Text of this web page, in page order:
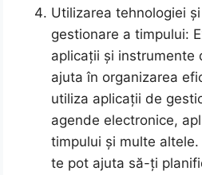
Utilizarea tehnologiei
gestionare a timpului:
aplicații și instrumente
ajuta în organizarea
utiliza aplicații de
agende electronice,
timpului și multe
te pot ajuta să-ți